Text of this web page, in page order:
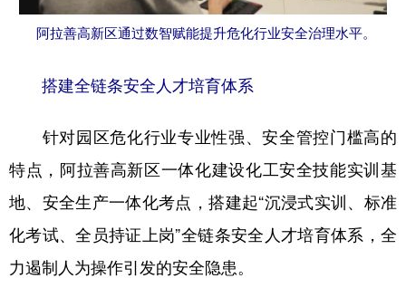
阿拉善高新区通过数智赋能提升危化行业安全治理水平。
搭建全链条安全人才培育体系
针对园区危化行业专业性强、安全管控门槛高的
特点，阿拉善高新区一体化建设化工安全技能实训基
地、安全生产一体化考点，搭建起“沉浸式实训、标准
化考试、全员持证上岗”全链条安全人才培育体系，全
力遏制人为操作引发的安全隐患。